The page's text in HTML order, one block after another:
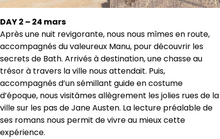
DAY 2 – 24 mars
Après une nuit revigorante, nous nous mîmes en route,
accompagnés du valeureux Manu, pour découvrir les
secrets de Bath. Arrivés à destination, une chasse au
trésor à travers la ville nous attendait. Puis,
accompagnés d’un sémillant guide en costume
d’époque, nous visitâmes allègrement les jolies rues de la
ville sur les pas de Jane Austen. La lecture préalable de
ses romans nous permit de vivre au mieux cette
expérience.